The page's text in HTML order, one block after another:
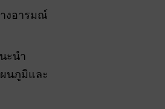
งอารมณ์
ะนำ
นภูมิและ